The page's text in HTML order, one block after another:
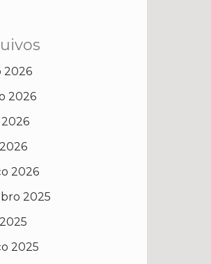
2026
2026
2026
2025
2025